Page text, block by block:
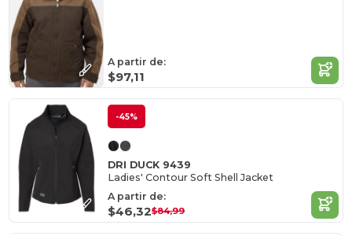
A partir de:
$97,11
-45%
DRI DUCK 9439
Ladies' Contour Soft Shell Jacket
A partir de:
$46,32$84,99